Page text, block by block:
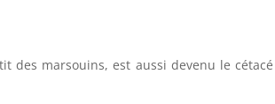
des marsouins, est aussi devenu le